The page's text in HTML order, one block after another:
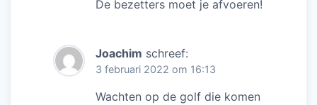
De bezetters moet je afvoeren!
Joachim schreef:
3 februari 2022 om 16:13
Wachten op de golf die komen